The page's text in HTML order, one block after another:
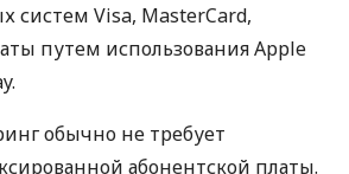
систем Visa, MasterCard,
путем использования Apple
обычно не требует
абонентской платы.